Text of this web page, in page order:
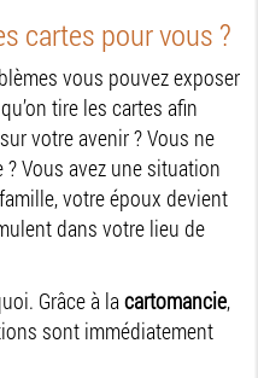
cartes pour vous ?
vous pouvez exposer
tire les cartes afin
votre avenir ? Vous ne
Vous avez une situation
votre époux devient
dans votre lieu de
Grâce à lacartomancie,
sont immédiatement